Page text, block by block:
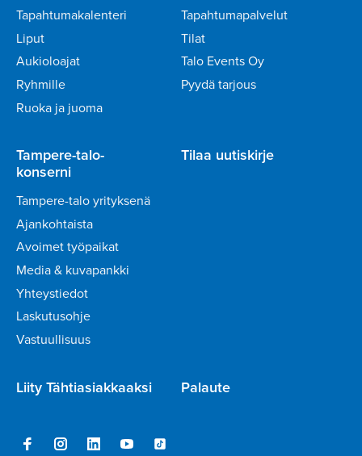
Tapahtumakalenteri
Liput
Aukioloajat
Ryhmille
Ruoka ja juoma
Tapahtumapalvelut
Tilat
Talo Events Oy
Pyydä tarjous
Tampere-talo-
konserni
Tampere-talo yrityksenä
Ajankohtaista
Avoimet työpaikat
Media & kuvapankki
Yhteystiedot
Laskutusohje
Vastuullisuus
Tilaa uutiskirje
Liity Tähtiasiakkaaksi Palaute